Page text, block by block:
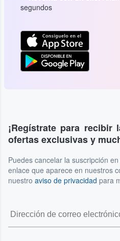
segundos
¡Regístrate para recibir
ofertas exclusivas y
Puedes cancelar la suscripción
enlace que aparece en nuestros
nuestro aviso de privacidad para